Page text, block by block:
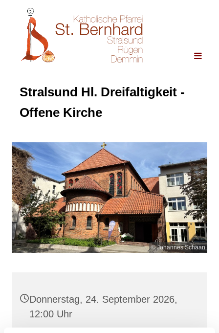
Stralsund Hl. Dreifaltigkeit -
Offene Kirche
© Johannes Schaan
Donnerstag, 24. September 2026,
12:00 Uhr